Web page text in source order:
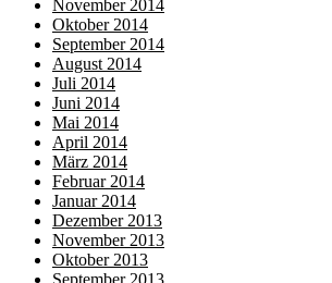
November 2014
Oktober 2014
September 2014
August 2014
Juli 2014
Juni 2014
Mai 2014
April 2014
März 2014
Februar 2014
Januar 2014
Dezember 2013
November 2013
Oktober 2013
September 2013